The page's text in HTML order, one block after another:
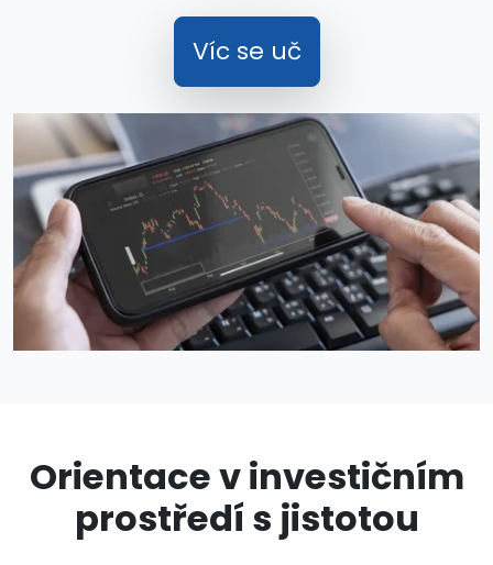
Víc se uč
Orientace v investičním
prostředí s jistotou